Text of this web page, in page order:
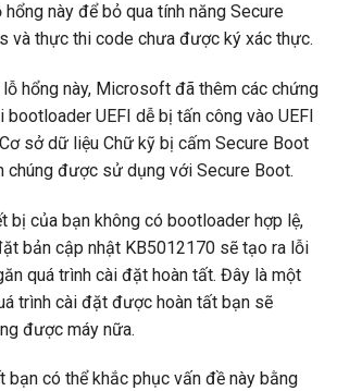
này để bỏ qua tính năng Secure
và thực thi code chưa được ký xác thực.
hổng này, Microsoft đã thêm các chứng
UEFI dễ bị tấn công vào UEFI
sở dữ liệu Chữ kỹ bị cấm Secure Boot
chúng được sử dụng với Secure Boot.
bị của bạn không có bootloader hợp lệ,
bản cập nhật KB5012170 sẽ tạo ra lỗi
quá trình cài đặt hoàn tất. Đây là một
trình cài đặt được hoàn tất bạn sẽ
được máy nữa.
bạn có thể khắc phục vấn đề này bằng